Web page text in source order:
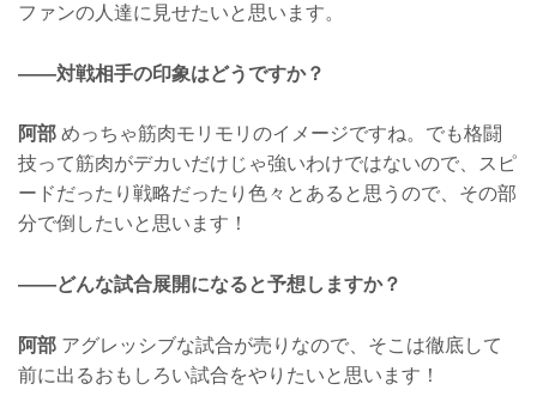
ファンの人達に見せたいと思います。
——対戦相手の印象はどうですか？
阿部 めっちゃ筋肉モリモリのイメージですね。でも格闘
技って筋肉がデカいだけじゃ強いわけではないので、スピ
ードだったり戦略だったり色々とあると思うので、その部
分で倒したいと思います！
——どんな試合展開になると予想しますか？
阿部 アグレッシブな試合が売りなので、そこは徹底して
前に出るおもしろい試合をやりたいと思います！